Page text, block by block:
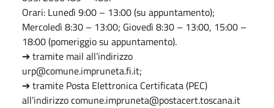
Orari: Lunedì 9:00 – 13:00 (su appuntamento);
Mercoledì 8:30 – 13:00; Giovedì 8:30 – 13:00, 15:00 –
18:00 (pomeriggio su appuntamento).
➔ tramite mail all’indirizzo
urp@comune.impruneta.fi.it;
➔ tramite Posta Elettronica Certificata (PEC)
all’indirizzo comune.impruneta@postacert.toscana.it